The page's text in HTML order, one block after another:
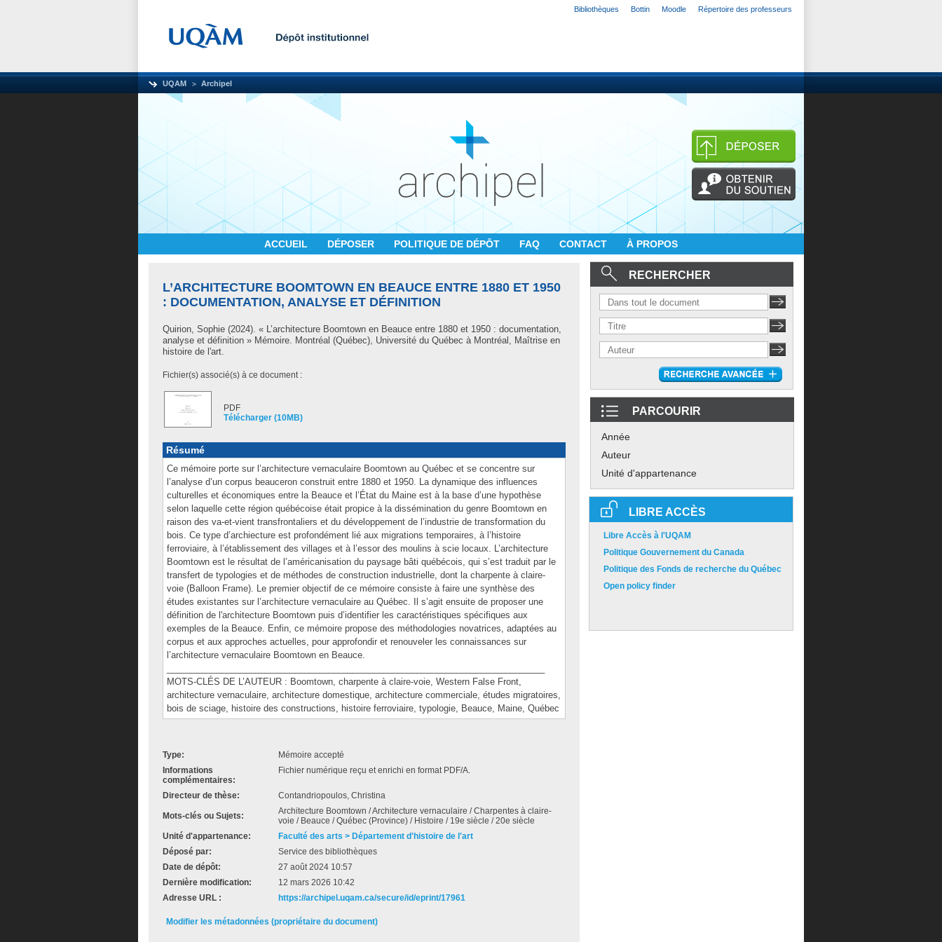
Bibliothèques Bottin Moodle Répertoire des professeurs
UQAM Archipel
ACCUEIL DÉPOSER POLITIQUE DE DÉPÔT FAQ CONTACT À PROPOS
L’ARCHITECTURE BOOMTOWN EN BEAUCE ENTRE 1880 ET 1950
: DOCUMENTATION, ANALYSE ET DÉFINITION
Quirion, Sophie (2024). « L’architecture Boomtown en Beauce entre 1880 et 1950 : documentation,
analyse et définition » Mémoire. Montréal (Québec), Université du Québec à Montréal, Maîtrise en
histoire de l'art.
Fichier(s) associé(s) à ce document :
PDF
Télécharger (10MB)
Résumé
Ce mémoire porte sur l’architecture vernaculaire Boomtown au Québec et se concentre sur
l’analyse d’un corpus beauceron construit entre 1880 et 1950. La dynamique des influences
culturelles et économiques entre la Beauce et l’État du Maine est à la base d’une hypothèse
selon laquelle cette région québécoise était propice à la dissémination du genre Boomtown en
raison des va-et-vient transfrontaliers et du développement de l’industrie de transformation du
bois. Ce type d’archiecture est profondément lié aux migrations temporaires, à l’histoire
ferroviaire, à l’établissement des villages et à l’essor des moulins à scie locaux. L’architecture
Boomtown est le résultat de l’américanisation du paysage bâti québécois, qui s’est traduit par le
transfert de typologies et de méthodes de construction industrielle, dont la charpente à claire-
voie (Balloon Frame). Le premier objectif de ce mémoire consiste à faire une synthèse des
études existantes sur l’architecture vernaculaire au Québec. Il s’agit ensuite de proposer une
définition de l'architecture Boomtown puis d’identifier les caractéristiques spécifiques aux
exemples de la Beauce. Enfin, ce mémoire propose des méthodologies novatrices, adaptées au
corpus et aux approches actuelles, pour approfondir et renouveler les connaissances sur
l’architecture vernaculaire Boomtown en Beauce.
MOTS-CLÉS DE L’AUTEUR : Boomtown, charpente à claire-voie, Western False Front,
architecture vernaculaire, architecture domestique, architecture commerciale, études migratoires,
bois de sciage, histoire des constructions, histoire ferroviaire, typologie, Beauce, Maine, Québec
Type:
Mémoire accepté
Informations
complémentaires:
Fichier numérique reçu et enrichi en format PDF/A.
Directeur de thèse: Contandriopoulos, Christina
Mots-clés ou Sujets:
Architecture Boomtown / Architecture vernaculaire / Charpentes à claire-
voie / Beauce / Québec (Province) / Histoire / 19e siècle / 20e siècle
Unité d'appartenance:
Faculté des arts > Département d'histoire de l'art
Déposé par:
Service des bibliothèques
Date de dépôt:
27 août 2024 10:57
Dernière modification:
12 mars 2026 10:42
Adresse URL :
https://archipel.uqam.ca/secure/id/eprint/17961
Modifier les métadonnées (propriétaire du document)
RECHERCHER
PARCOURIR
Année
Auteur
Unité d'appartenance
LIBRE ACCÈS
Libre Accès à l'UQAM
Politique Gouvernement du Canada
Politique des Fonds de recherche du Québec
Open policy finder